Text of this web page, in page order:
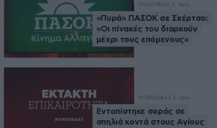
ΠΟΛΙΤΙΚΗ2 λ. πριν
«Πυρά» ΠΑΣΟΚ σε Σκέρτσο:
«Οι πίνακές του διαρκούν
μέχρι τους επόμενους»
ΚΟΙΝΩΝΙΑ3 λ. πριν
Εντοπίστηκε σορός σε
σπηλιά κοντά στους Αγίους